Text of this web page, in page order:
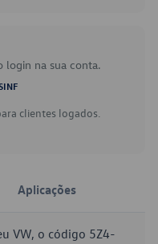
login na sua conta.
clientes logados.
Aplicações
VW, o código 5Z4-